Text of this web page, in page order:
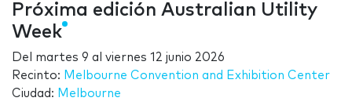
Próxima edición Australian Utility
Week
Del martes 9 al viernes 12 junio 2026
Recinto: Melbourne Convention and Exhibition Center
Ciudad: Melbourne